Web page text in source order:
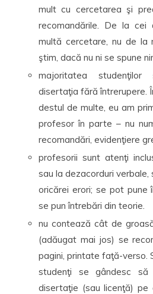
mult cu cercetarea şi
recomandările. De la
multă cercetare, nu de la
ştim, dacă nu ni se spune
majoritatea
disertaţia fără întrerupere.
destul de multe, eu am
profesor în parte – nu
recomandări, evidenţiere
profesorii sunt atenţi
sau la dezacorduri
oricărei erori; se pot pune
se pun întrebări din teorie.
nu contează cât de
(adăugat mai jos) se
pagini, printate faţă-verso.
studenţi se gândesc
disertaţie (sau licenţă)